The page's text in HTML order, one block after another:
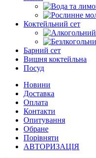
Коктейльний сет
Барний сет
Вишня коктейльна
Посуд
Новини
Доставка
Оплата
Контакти
Опитування
Обране
Порівняти
АВТОРИЗАЦІЯ